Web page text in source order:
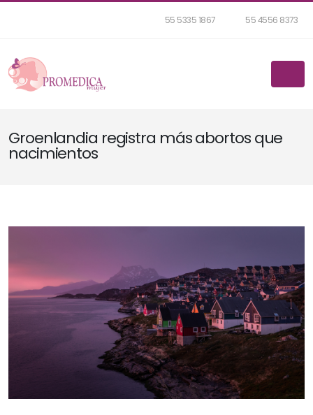
55 5335 1867 55 4556 8373
Groenlandia registra más abortos que
nacimientos